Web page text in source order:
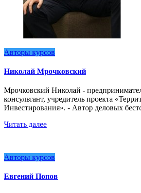
Авторы курсов
Николай Мрочковский
Мрочковский Николай -
консультант, учредитель проекта
Инвестирования». - Автор деловых
Читать далее
Авторы курсов
Евгений Попов